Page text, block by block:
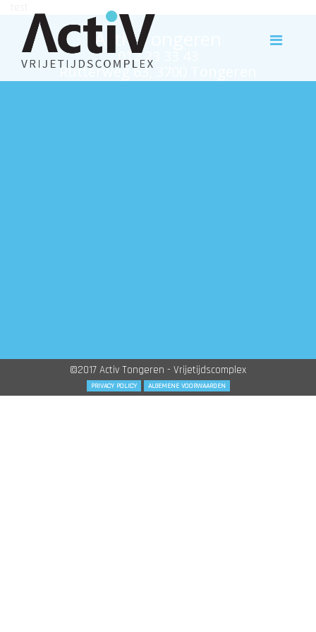
Activ Tongeren
012 23 33 43
Rutterweg 63, 3700 Tongeren
©2017 Activ Tongeren - Vrijetijdscomplex
PRIVACY POLICY ALGEMENE VOORWAARDEN